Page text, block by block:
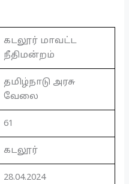
கடலூர் மாவட்ட
நீதிமன்றம்
தமிழ்நாடு அரசு
வேலை
61
கடலூர்
28.04.2024